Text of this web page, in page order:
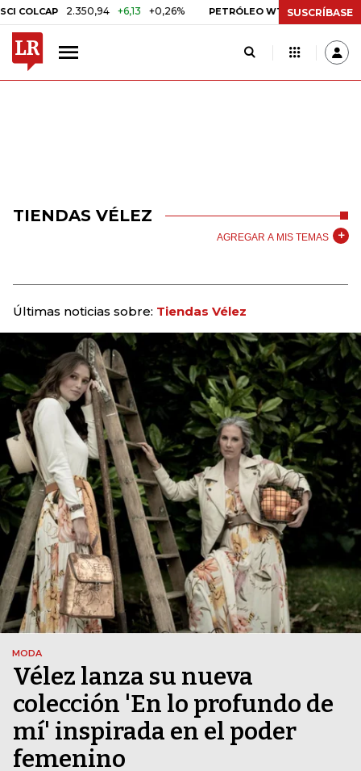
2.350,94 +6,13 +0,26% PETRÓLEO WTI US$ 78,01 US$
SUSCRÍBASE
TIENDAS VÉLEZ
AGREGAR A MIS TEMAS
Últimas noticias sobre: Tiendas Vélez
MODA
Vélez lanza su nueva
colección 'En lo profundo de
mí' inspirada en el poder
femenino